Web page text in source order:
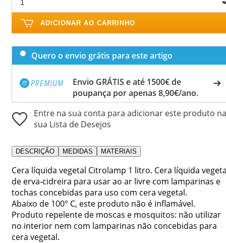
ADICIONAR AO CARRINHO
Quero o envio grátis para este artigo
Envio GRÁTIS e até 1500€ de
poupança por apenas 8,90€/ano.
Entre na sua conta para adicionar este produto na
sua Lista de Desejos
DESCRIÇÃO MEDIDAS MATERIAIS
Cera líquida vegetal Citrolamp 1 litro. Cera líquida
de erva-cidreira para usar ao ar livre com lamparinas e
tochas concebidas para uso com cera vegetal.
Abaixo de 100° C, este produto não é inflamável.
Produto repelente de moscas e mosquitos: não utilizar
no interior nem com lamparinas não concebidas para
cera vegetal.